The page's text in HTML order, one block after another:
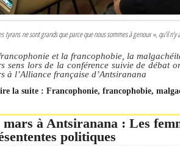
tyrans ne sont grands que parce que nous sommes à genoux», qu’il n’y
et la francophobie, la
sens lors de la conférence suivie de débat
à l’Alliance française d’Antsiranana
la suite : Francophonie, francophobie,
mars à Antsiranana : Les
politiques